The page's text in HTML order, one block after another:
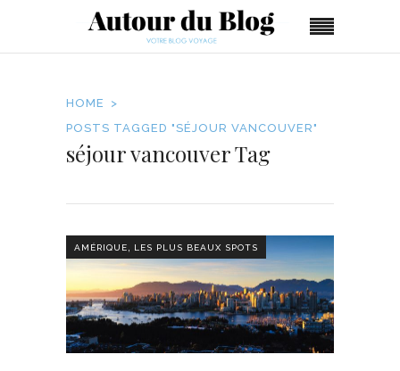
HOME
POSTS TAGGED "SÉJOUR VANCOUVER"
séjour vancouver Tag
AMÉRIQUE LES PLUS BEAUX SPOTS